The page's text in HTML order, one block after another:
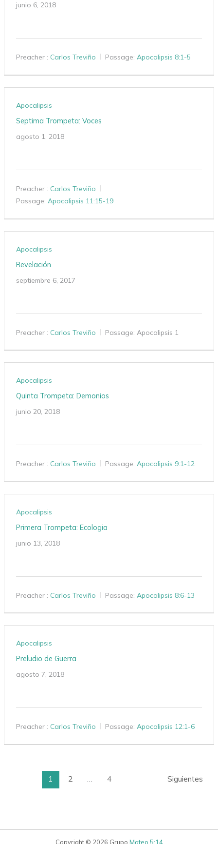
junio 6, 2018
Preacher : Carlos Treviño Passage: Apocalipsis 8:1-5
Apocalipsis
Septima Trompeta: Voces
agosto 1, 2018
Preacher : Carlos Treviño
Passage: Apocalipsis 11:15-19
Apocalipsis
Revelación
septiembre 6, 2017
Preacher : Carlos Treviño Passage: Apocalipsis 1
Apocalipsis
Quinta Trompeta: Demonios
junio 20, 2018
Preacher : Carlos Treviño Passage: Apocalipsis 9:1-12
Apocalipsis
Primera Trompeta: Ecologia
junio 13, 2018
Preacher : Carlos Treviño Passage: Apocalipsis 8:6-13
Apocalipsis
Preludio de Guerra
agosto 7, 2018
Preacher : Carlos Treviño Passage: Apocalipsis 12:1-6
1 2 … 4 Siguientes
Copyright © 2026 Grupo Mateo 5:14